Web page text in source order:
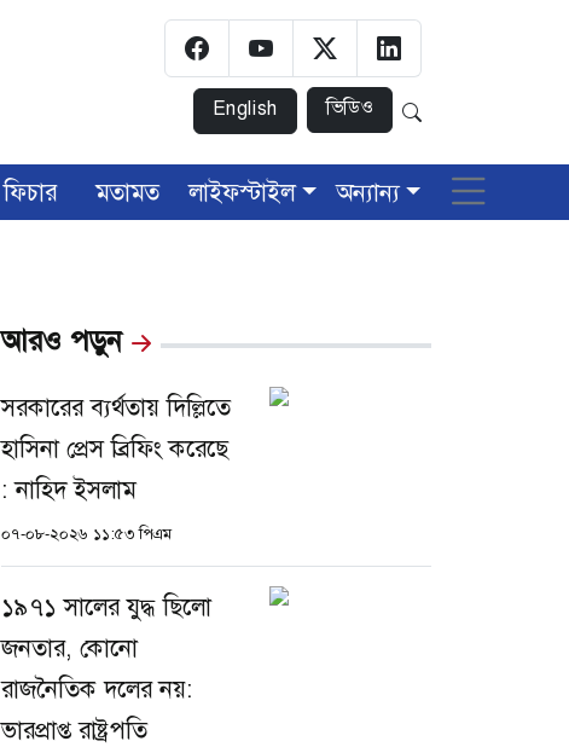
English ভিডিও
ফিচার মতামত লাইফস্টাইল অন্যান্য
আরও পড়ুন
সরকারের ব্যর্থতায় দিল্লিতে
হাসিনা প্রেস ব্রিফিং করেছে
: নাহিদ ইসলাম
০৭-০৮-২০২৬ ১১:৫৩ পিএম
১৯৭১ সালের যুদ্ধ ছিলো
জনতার, কোনো
রাজনৈতিক দলের নয়:
ভারপ্রাপ্ত রাষ্ট্রপতি